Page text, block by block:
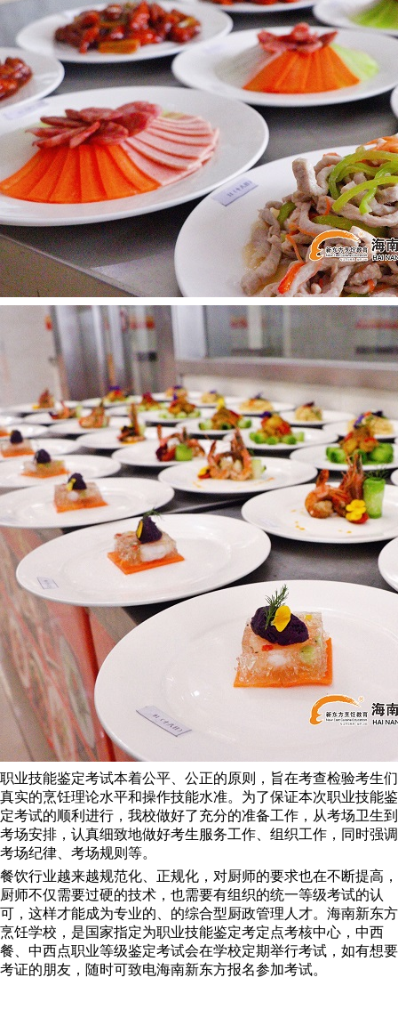
职业技能鉴定考试本着公平、公正的原则，旨在考查检验考生们
真实的烹饪理论水平和操作技能水准。为了保证本次职业技能鉴
定考试的顺利进行，我校做好了充分的准备工作，从考场卫生到
考场安排，认真细致地做好考生服务工作、组织工作，同时强调
考场纪律、考场规则等。
餐饮行业越来越规范化、正规化，对厨师的要求也在不断提高，
厨师不仅需要过硬的技术，也需要有组织的统一等级考试的认
可，这样才能成为专业的、的综合型厨政管理人才。海南新东方
烹饪学校，是国家指定为职业技能鉴定考定点考核中心，中西
餐、中西点职业等级鉴定考试会在学校定期举行考试，如有想要
考证的朋友，随时可致电海南新东方报名参加考试。